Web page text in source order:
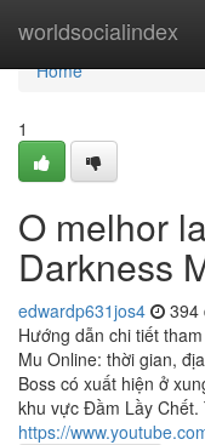
worldsocialindex
Home
Home
1
O melhor
Darkness
edwardp631jos4 394
Hướng dẫn chi tiết
Mu Online: thời gian,
Boss có xuất hiện ở
khu vực Đầm Lầy
https://